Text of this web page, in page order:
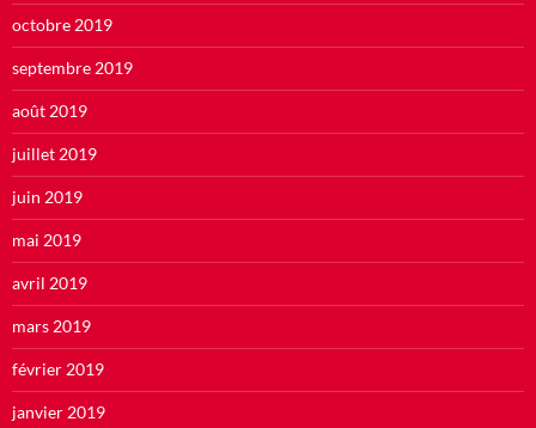
octobre 2019
septembre 2019
août 2019
juillet 2019
juin 2019
mai 2019
avril 2019
mars 2019
février 2019
janvier 2019